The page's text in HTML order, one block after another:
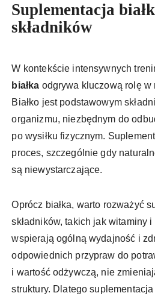
Suplementacja
składników
W kontekście intensywnych
białka odgrywa kluczową rolę w
Białko jest podstawowym
organizmu, niezbędnym do
po wysiłku fizycznym.
proces, szczególnie gdy
są niewystarczające.
Oprócz białka, warto rozważyć
składników, takich jak witaminy i
wspierają ogólną wydajność i
odpowiednich przypraw do
i wartość odżywczą, nie
struktury. Dlatego suplementacja